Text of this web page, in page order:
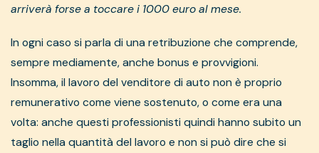
arriverà forse a toccare i 1000 euro al mese.
In ogni caso si parla di una retribuzione che comprende,
sempre mediamente, anche bonus e provvigioni.
Insomma, il lavoro del venditore di auto non è proprio
remunerativo come viene sostenuto, o come era una
volta: anche questi professionisti quindi hanno subito un
taglio nella quantità del lavoro e non si può dire che si